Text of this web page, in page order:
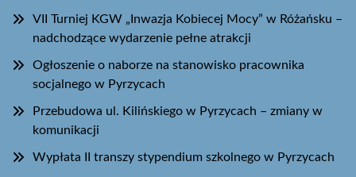
VII Turniej KGW „Inwazja Kobiecej Mocy” w Różańsku –
nadchodzące wydarzenie pełne atrakcji
Ogłoszenie o naborze na stanowisko pracownika
socjalnego w Pyrzycach
Przebudowa ul. Kilińskiego w Pyrzycach – zmiany w
komunikacji
Wypłata II transzy stypendium szkolnego w Pyrzycach